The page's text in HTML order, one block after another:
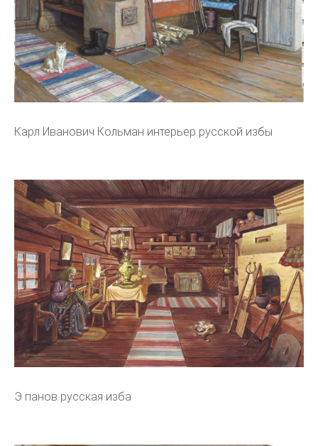
Карл Иванович Кольман интерьер русской избы
Э панов русская изба